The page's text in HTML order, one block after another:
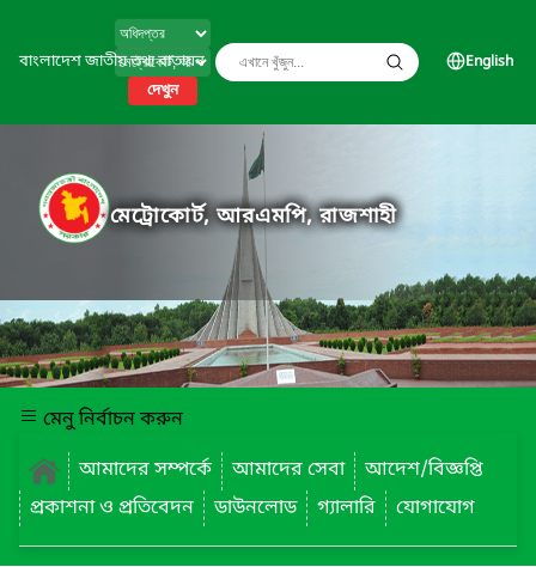
বাংলাদেশ জাতীয় তথ্য বাতায়ন
দেখুন
English
মেট্রোকোর্ট, আরএমপি, রাজশাহী
মেনু নির্বাচন করুন
আমাদের সম্পর্কে
আমাদের সেবা
আদেশ/বিজ্ঞপ্তি
প্রকাশনা ও প্রতিবেদন
ডাউনলোড গ্যালারি যোগাযোগ